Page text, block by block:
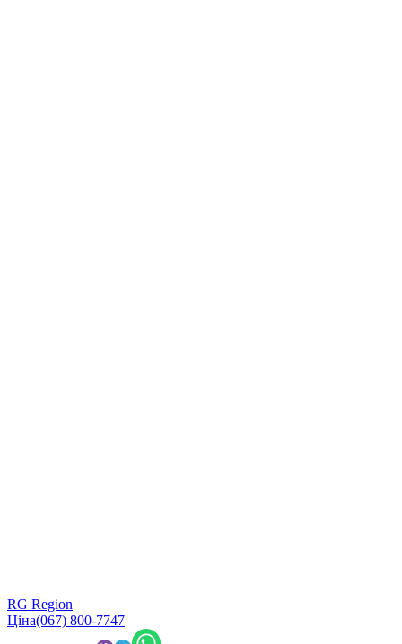
RG Region
Ціна(067) 800-7747